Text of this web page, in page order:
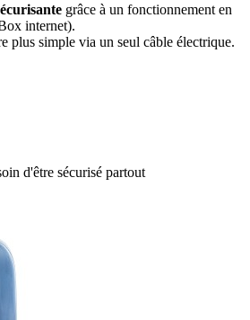
grâce à un fonctionnement en
internet).
plus simple via un seul câble électrique.
d'être sécurisé partout